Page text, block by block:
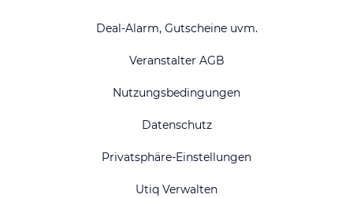
Deal-Alarm, Gutscheine uvm.
Veranstalter AGB
Nutzungsbedingungen
Datenschutz
Privatsphäre-Einstellungen
Utiq Verwalten